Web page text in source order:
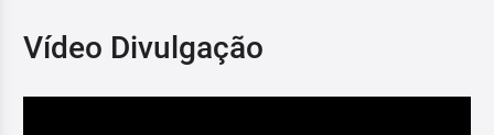
Vídeo Divulgação